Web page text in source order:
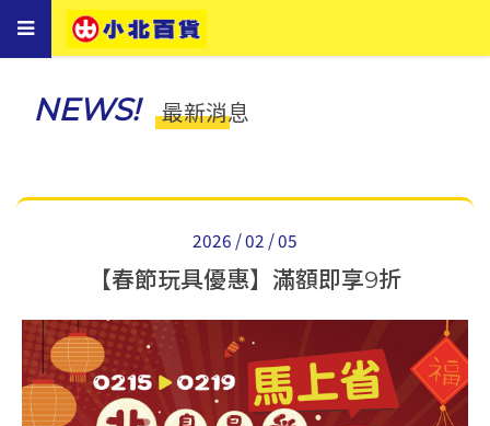
Toggle
navigation
NEWS! 最新消息
2026 / 02 / 05
【春節玩具優惠】滿額即享9折